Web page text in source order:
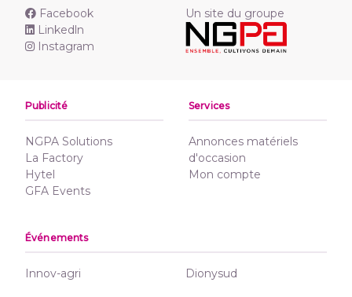
Facebook
Linkedln
Instagram
Un site du groupe
Publicité
NGPA Solutions
La Factory
Hytel
GFA Events
Services
Annonces matériels
d'occasion
Mon compte
Événements
Innov-agri Dionysud